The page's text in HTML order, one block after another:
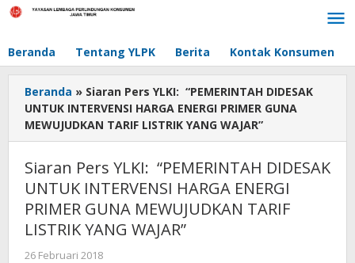
Lewati
Beranda Tentang YLPK Berita Kontak Konsumen
Beranda » Siaran Pers YLKI: “PEMERINTAH DIDESAK
UNTUK INTERVENSI HARGA ENERGI PRIMER GUNA
MEWUJUDKAN TARIF LISTRIK YANG WAJAR”
Siaran Pers YLKI: “PEMERINTAH DIDESAK
UNTUK INTERVENSI HARGA ENERGI
PRIMER GUNA MEWUJUDKAN TARIF
LISTRIK YANG WAJAR”
26 Februari 2018